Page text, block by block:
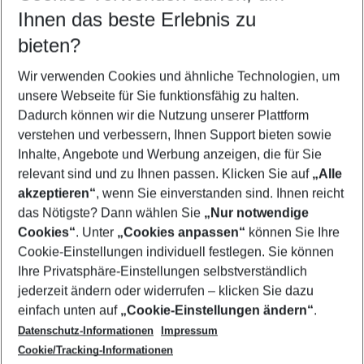
Reisezeitraum wählen
11.08.26– 09.08.27 5-8 Nächte
2 Erwachsene Keine Kinder
Mehr Filter anzeigen
Footer
Footer navigation
Über uns
AGB
Cookie-Einstellungen ändern
Cookie-Richtlinie
Datenschutz
Service & Hilfe
Barrierefreies Reisen
Check-in
Folgen Sie uns
Ihnen das beste Erlebnis zu
bieten?
Wir verwenden Cookies und ähnliche Technologien, um
unsere Webseite für Sie funktionsfähig zu halten.
Dadurch können wir die Nutzung unserer Plattform
verstehen und verbessern, Ihnen Support bieten sowie
Inhalte, Angebote und Werbung anzeigen, die für Sie
relevant sind und zu Ihnen passen. Klicken Sie auf „Alle
akzeptieren“, wenn Sie einverstanden sind. Ihnen reicht
das Nötigste? Dann wählen Sie „Nur notwendige
Cookies“. Unter „Cookies anpassen“ können Sie Ihre
Cookie-Einstellungen individuell festlegen. Sie können
Ihre Privatsphäre-Einstellungen selbstverständlich
jederzeit ändern oder widerrufen – klicken Sie dazu
einfach unten auf „Cookie-Einstellungen ändern“.
Datenschutz-Informationen
Impressum
Cookie/Tracking-Informationen